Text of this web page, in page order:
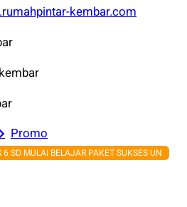
kembar.com
Promo
6 SD MULAI BELAJAR PAKET SUKSES UN